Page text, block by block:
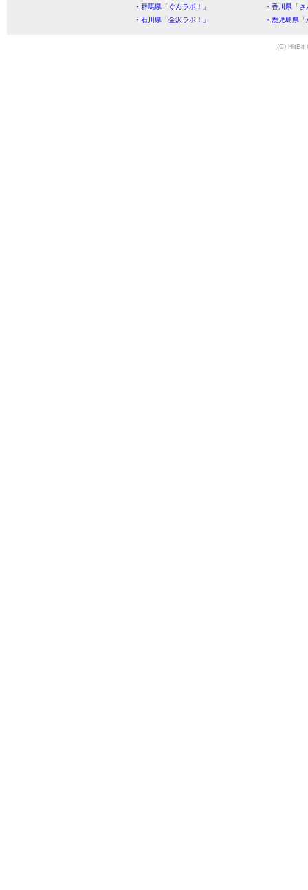
・群馬県「ぐんラボ！」
・香川県「
・石川県「金沢ラボ！」
・鹿児島県
(C) HitBit